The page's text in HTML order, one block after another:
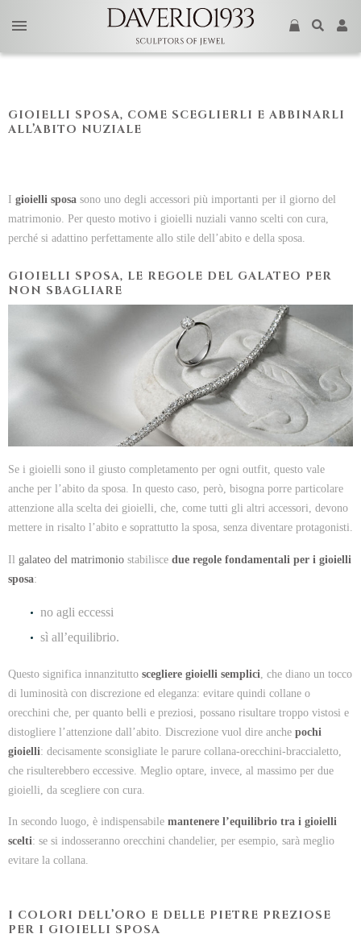
GIOIELLI SPOSA, COME SCEGLIERLI E ABBINARLI
ALL’ABITO NUZIALE
I gioielli sposa sono uno degli accessori più importanti per il giorno del
matrimonio. Per questo motivo i gioielli nuziali vanno scelti con cura,
perché si adattino perfettamente allo stile dell’abito e della sposa.
GIOIELLI SPOSA, LE REGOLE DEL GALATEO PER
NON SBAGLIARE
Se i gioielli sono il giusto completamento per ogni outfit, questo vale
anche per l’abito da sposa. In questo caso, però, bisogna porre particolare
attenzione alla scelta dei gioielli, che, come tutti gli altri accessori, devono
mettere in risalto l’abito e soprattutto la sposa, senza diventare protagonisti.
Il galateo del matrimonio stabilisce due regole fondamentali per i gioielli
sposa:
no agli eccessi
sì all’equilibrio.
Questo significa innanzitutto scegliere gioielli semplici , che diano un tocco
di luminosità con discrezione ed eleganza: evitare quindi collane o
orecchini che, per quanto belli e preziosi, possano risultare troppo vistosi e
distogliere l’attenzione dall’abito. Discrezione vuol dire anche pochi
gioielli: decisamente sconsigliate le parure collana-orecchini-braccialetto,
che risulterebbero eccessive. Meglio optare, invece, al massimo per due
gioielli, da scegliere con cura.
In secondo luogo, è indispensabile mantenere l’equilibrio tra i gioielli
scelti: se si indosseranno orecchini chandelier, per esempio, sarà meglio
evitare la collana.
I COLORI DELL’ORO E DELLE PIETRE PREZIOSE
PER I GIOIELLI SPOSA